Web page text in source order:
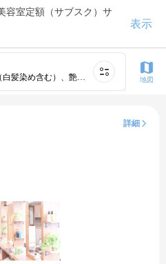
容室定額（サブスク）サ
表示
地図
詳細